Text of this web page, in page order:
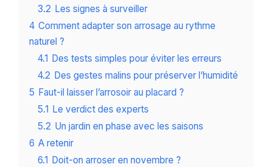
3.2 Les signes à surveiller
4 Comment adapter son arrosage au rythme
naturel ?
4.1 Des tests simples pour éviter les erreurs
4.2 Des gestes malins pour préserver l’humidité
5 Faut-il laisser l’arrosoir au placard ?
5.1 Le verdict des experts
5.2 Un jardin en phase avec les saisons
6 A retenir
6.1 Doit-on arroser en novembre ?